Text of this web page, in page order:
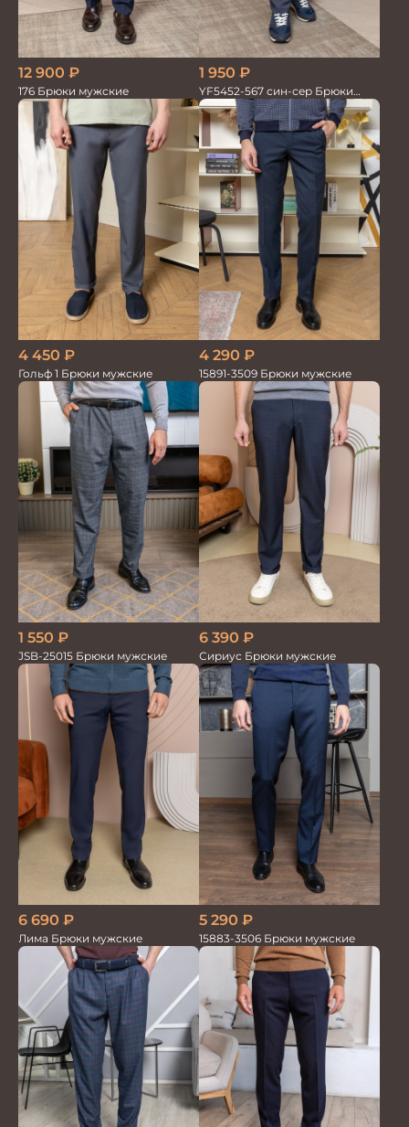
12 900 ₽
176 Брюки мужские
1 950 ₽
YF5452-567 син-сер Брюки
мужские
4 450 ₽
Гольф 1 Брюки мужские
4 290 ₽
15891-3509 Брюки мужские
1 550 ₽
JSB-25015 Брюки мужские
6 390 ₽
Сириус Брюки мужские
6 690 ₽
Лима Брюки мужские
5 290 ₽
15883-3506 Брюки мужские